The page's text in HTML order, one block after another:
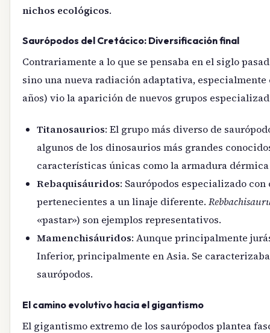
nichos ecológicos.
Saurópodos del Cretácico: Diversificación final
Contrariamente a lo que se pensaba en el siglo
sino una nueva radiación adaptativa,
años) vio la aparición de nuevos grupos
Titanosaurios: El grupo más diverso de
algunos de los dinosaurios más grandes
características únicas como la armadura
Rebaquisáuridos: Saurópodos especializado
pertenecientes a un linaje diferente.
«pastar») son ejemplos representativos.
Mamenchisáuridos: Aunque principalmente
Inferior, principalmente en Asia. Se
saurópodos.
El camino evolutivo hacia el gigantismo
El gigantismo extremo de los saurópodos plantea